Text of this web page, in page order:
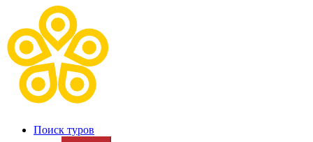
Поиск туров